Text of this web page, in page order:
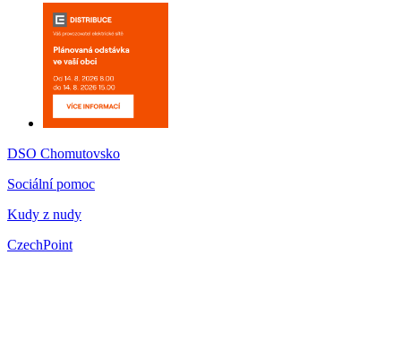
DSO Chomutovsko
Sociální pomoc
Kudy z nudy
CzechPoint